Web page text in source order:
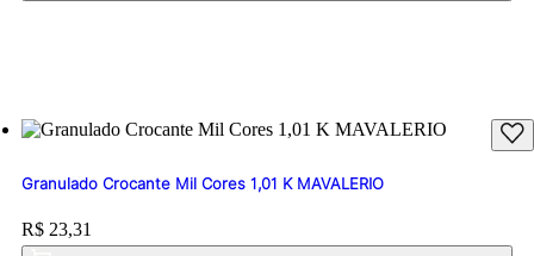
Granulado Crocante Mil Cores 1,01 K MAVALERIO
Price:
R$ 23,31